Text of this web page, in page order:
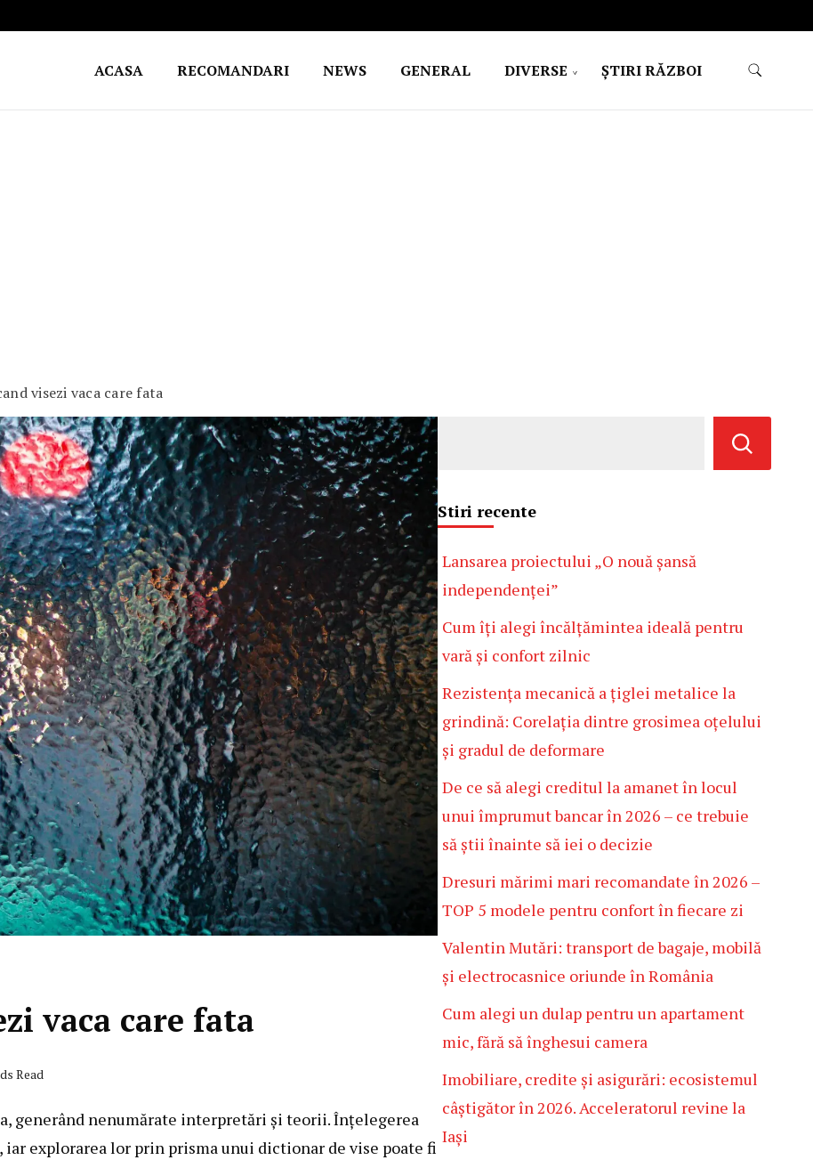
ACASA RECOMANDARI NEWS GENERAL DIVERSE ŞTIRI RĂZBOI
visezi vaca care fata
vaca care fata
Read
generând nenumărate interpretări și teorii. Înțelegerea
explorarea lor prin prisma unui dictionar de vise poate fi
Stiri recente
Lansarea proiectului „O nouă șansă
independenței”
Cum îți alegi încălțămintea ideală pentru
vară și confort zilnic
Rezistența mecanică a țiglei metalice la
grindină: Corelația dintre grosimea oțelului
și gradul de deformare
De ce să alegi creditul la amanet în locul
unui împrumut bancar în 2026 – ce trebuie
să știi înainte să iei o decizie
Dresuri mărimi mari recomandate în 2026 –
TOP 5 modele pentru confort în fiecare zi
Valentin Mutări: transport de bagaje, mobilă
și electrocasnice oriunde în România
Cum alegi un dulap pentru un apartament
mic, fără să înghesui camera
Imobiliare, credite și asigurări: ecosistemul
câștigător în 2026. Acceleratorul revine la
Iași